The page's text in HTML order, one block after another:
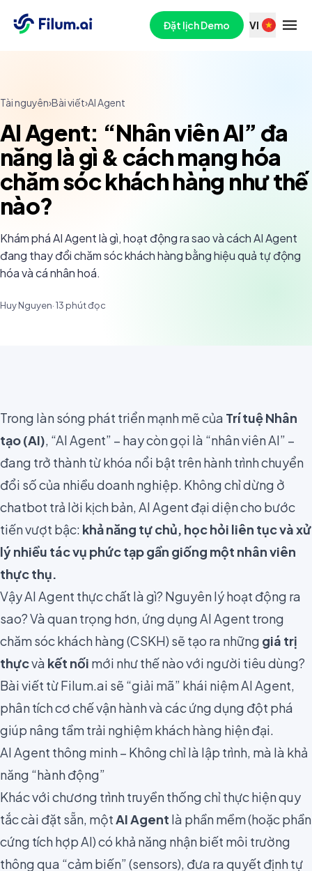
Đặt lịch Demo VI
Tài nguyên›Bài viết›AI Agent
AI Agent: “Nhân viên AI” đa
năng là gì & cách mạng hóa
chăm sóc khách hàng như thế
nào?
Khám phá AI Agent là gì, hoạt động ra sao và cách AI Agent
đang thay đổi chăm sóc khách hàng bằng hiệu quả tự động
hóa và cá nhân hoá.
Huy Nguyen·13 phút đọc
Trong làn sóng phát triển mạnh mẽ của Trí tuệ Nhân
tạo (AI), “AI Agent” – hay còn gọi là “nhân viên AI” –
đang trở thành từ khóa nổi bật trên hành trình chuyển
đổi số của nhiều doanh nghiệp. Không chỉ dừng ở
chatbot trả lời kịch bản, AI Agent đại diện cho bước
tiến vượt bậc: khả năng tự chủ, học hỏi liên tục và xử
lý nhiều tác vụ phức tạp gần giống một nhân viên
thực thụ.
Vậy AI Agent thực chất là gì? Nguyên lý hoạt động ra
sao? Và quan trọng hơn, ứng dụng AI Agent trong
chăm sóc khách hàng (CSKH) sẽ tạo ra những giá trị
thựcvà kết nối mới như thế nào với người tiêu dùng?
Bài viết từ Filum.ai sẽ “giải mã” khái niệm AI Agent,
phân tích cơ chế vận hành và các ứng dụng đột phá
giúp nâng tầm trải nghiệm khách hàng hiện đại.
AI Agent thông minh – Không chỉ là lập trình, mà là khả
năng “hành động”
Khác với chương trình truyền thống chỉ thực hiện quy
tắc cài đặt sẵn, mộtAI Agent là phần mềm (hoặc phần
cứng tích hợp AI) có khả năng nhận biết môi trường
thông qua “cảm biến” (sensors), đưa ra quyết định tự